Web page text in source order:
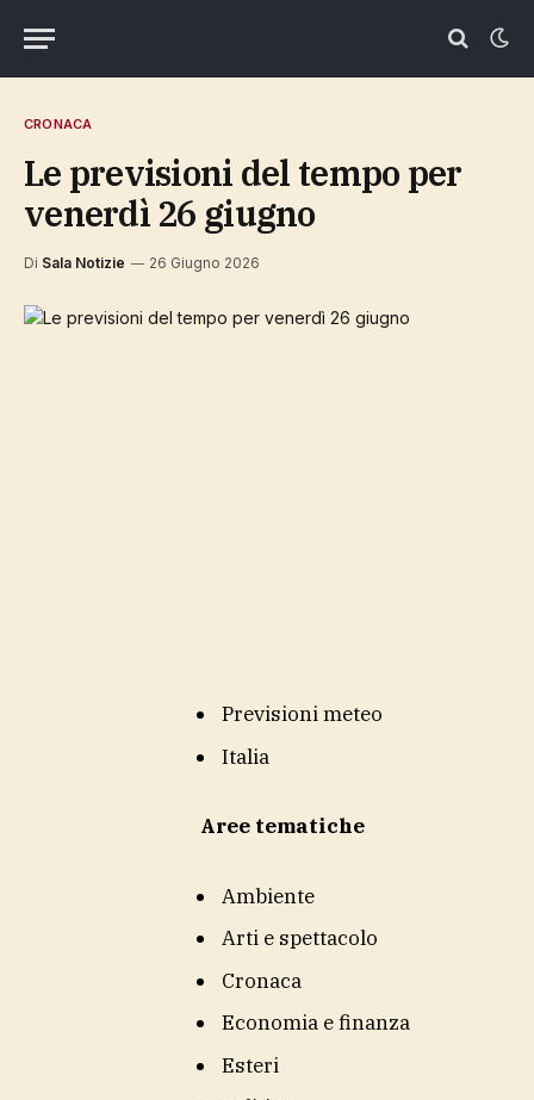
CRONACA
Le previsioni del tempo per
venerdì 26 giugno
Di Sala Notizie 26 Giugno 2026
Previsioni meteo
Italia
Aree tematiche
Ambiente
Arti e spettacolo
Cronaca
Economia e finanza
Esteri